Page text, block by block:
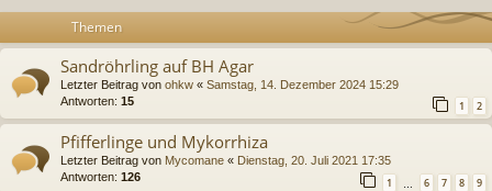
Themen
Sandröhrling auf BH Agar
Letzter Beitrag von ohkw « Samstag, 14. Dezember 2024 15:29
Antworten: 15 1 2
Pfifferlinge und Mykorrhiza
Letzter Beitrag von Mycomane « Dienstag, 20. Juli 2021 17:35
Antworten: 126 1 6 7 8 9